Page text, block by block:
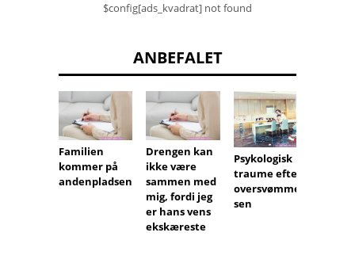
$config[ads_kvadrat] not found
ANBEFALET
Familien
kommer på
andenpladsen
Drengen kan
ikke være
sammen med
mig, fordi jeg
er hans vens
ekskæreste
Psykologisk
traume efter
oversvømmel
sen